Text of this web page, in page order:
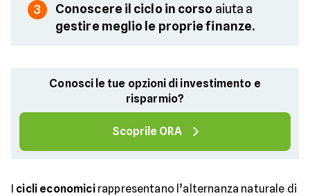
3 Conoscere il ciclo in corso aiuta a
gestire meglio le proprie finanze.
Conosci le tue opzioni di investimento e
risparmio?
Scoprile ORA
I cicli economicirappresentano l’alternanza naturale di